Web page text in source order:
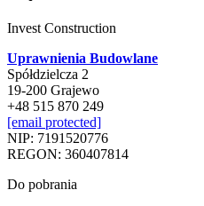
Invest Construction
Uprawnienia Budowlane
Spółdzielcza 2
19-200 Grajewo
+48 515 870 249
[email protected]
NIP: 7191520776
REGON: 360407814
Do pobrania